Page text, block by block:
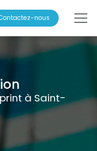
nous
à Saint-